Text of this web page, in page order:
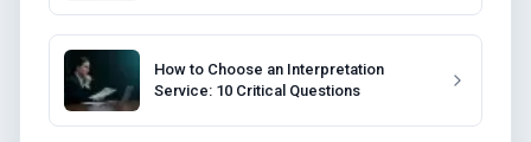
How to Choose an Interpretation
Service: 10 Critical Questions